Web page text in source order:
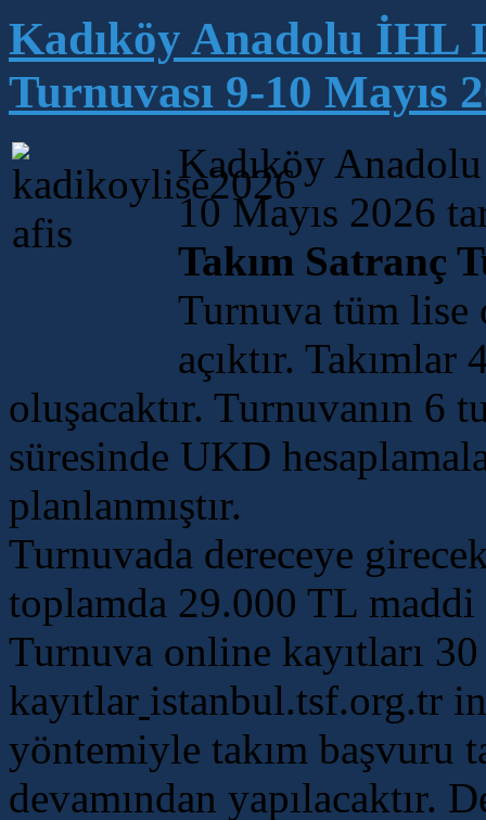
Kadıköy Anadolu İHL
Turnuvası 9-10 Mayıs
Kadıköy
10 Mayıs 2026
Takım Satranç
Turnuva tüm lise
açıktır. Takımlar
oluşacaktır. Turnuvanın 6
süresinde UKD
planlanmıştır.
Turnuvada dereceye
toplamda 29.000 TL
Turnuva online kayıtları 30
kayıtlar istanbul.tsf.org.tr
yöntemiyle takım başvuru
devamından yapılacaktır.